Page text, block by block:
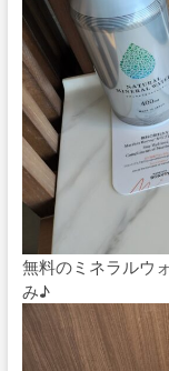
無料のミネラルウ
み♪